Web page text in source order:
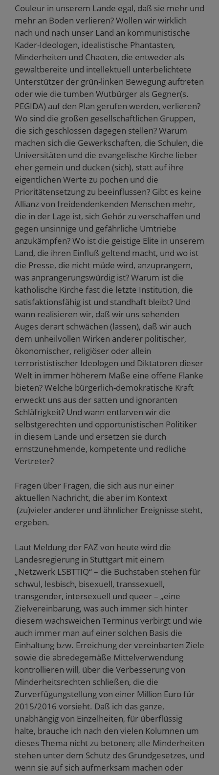
Couleur in unserem Lande egal, daß sie mehr und
mehr an Boden verlieren? Wollen wir wirklich
nach und nach unser Land an kommunistische
Kader-Ideologen, idealistische Phantasten,
Minderheiten und Chaoten, die entweder als
gewaltbereite und intellektuell unterbelichtete
Unterstützer der grün-linken Bewegung auftreten
oder wie die tumben Wutbürger als Gegner(s.
PEGIDA) auf den Plan gerufen werden, verlieren?
Wo sind die großen gesellschaftlichen Gruppen,
die sich geschlossen dagegen stellen? Warum
machen sich die Gewerkschaften, die Schulen, die
Universitäten und die evangelische Kirche lieber
eher gemein und ducken (sich), statt auf ihre
eigentlichen Werte zu pochen und die
Prioritätensetzung zu beeinflussen? Gibt es keine
Allianz von freidendenkenden Menschen mehr,
die in der Lage ist, sich Gehör zu verschaffen und
gegen unsinnige und gefährliche Umtriebe
anzukämpfen? Wo ist die geistige Elite in unserem
Land, die ihren Einfluß geltend macht, und wo ist
die Presse, die nicht müde wird, anzuprangern,
was anprangerungswürdig ist? Warum ist die
katholische Kirche fast die letzte Institution, die
satisfaktionsfähig ist und standhaft bleibt? Und
wann realisieren wir, daß wir uns sehenden
Auges derart schwächen (lassen), daß wir auch
dem unheilvollen Wirken anderer politischer,
ökonomischer, religiöser oder allein
terrorististischer Ideologen und Diktatoren dieser
Welt in immer höherem Maße eine offene Flanke
bieten? Welche bürgerlich-demokratische Kraft
erweckt uns aus der satten und ignoranten
Schläfrigkeit? Und wann entlarven wir die
selbstgerechten und opportunistischen Politiker
in diesem Lande und ersetzen sie durch
ernstzunehmende, kompetente und redliche
Vertreter?
Fragen über Fragen, die sich aus nur einer
aktuellen Nachricht, die aber im Kontext
(zu)vieler anderer und ähnlicher Ereignisse steht,
ergeben.
Laut Meldung der FAZ von heute wird die
Landesregierung in Stuttgart mit einem
„Netzwerk LSBTTIQ“ – die Buchstaben stehen für
schwul, lesbisch, bisexuell, transsexuell,
transgender, intersexuell und queer – „eine
Zielvereinbarung, was auch immer sich hinter
diesem wachsweichen Terminus verbirgt und wie
auch immer man auf einer solchen Basis die
Einhaltung bzw. Erreichung der vereinbarten Ziele
sowie die abredegemäße Mittelverwendung
kontrollieren will, über die Verbesserung von
Minderheitsrechten schließen, die die
Zurverfügungstellung von einer Million Euro für
2015/2016 vorsieht. Daß ich das ganze,
unabhängig von Einzelheiten, für überflüssig
halte, brauche ich nach den vielen Kolumnen um
dieses Thema nicht zu betonen; alle Minderheiten
stehen unter dem Schutz des Grundgesetzes, und
wenn sie auf sich aufmerksam machen oder